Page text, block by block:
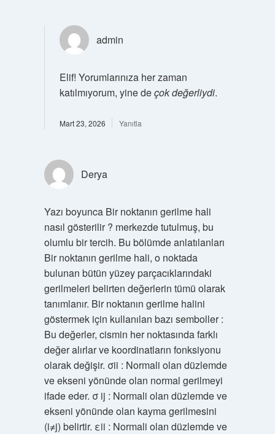
admin
Elif! Yorumlarınıza her zaman
katılmıyorum, yine deçok değerliydi.
Mart 23, 2026 Yanıtla
Derya
Yazı boyunca Bir noktanın gerilme hali
nasıl gösterilir ? merkezde tutulmuş, bu
olumlu bir tercih. Bu bölümde anlatılanları
Bir noktanın gerilme hali, o noktada
bulunan bütün yüzey parçacıklarındaki
gerilmeleri belirten değerlerin tümü olarak
tanımlanır. Bir noktanın gerilme halini
göstermek için kullanılan bazı semboller :
Bu değerler, cismin her noktasında farklı
değer alırlar ve koordinatların fonksiyonu
olarak değişir. σii : Normali olan düzlemde
ve ekseni yönünde olan normal gerilmeyi
ifade eder. σ ij : Normali olan düzlemde ve
ekseni yönünde olan kayma gerilmesini
(i≠j) belirtir. εii : Normali olan düzlemde ve